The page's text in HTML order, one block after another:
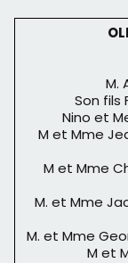
M.
Son fils
Nino et
M et Mme
M et Mme
M. et Mme
M. et Mme
M et